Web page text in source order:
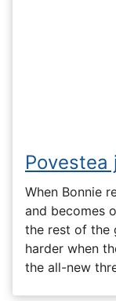
When Bonnie
and becomes
the rest of the
harder when
the all-new